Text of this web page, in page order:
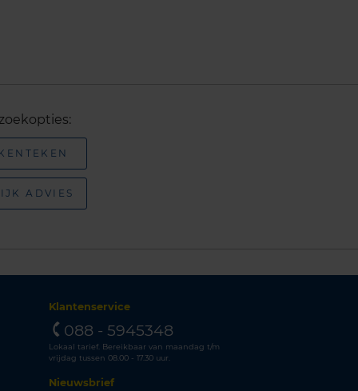
ADVIES
Klantenservice
088 - 5945348
Lokaal tarief. Bereikbaar van maandag t/m
vrijdag tussen 08.00 - 17.30 uur.
Nieuwsbrief